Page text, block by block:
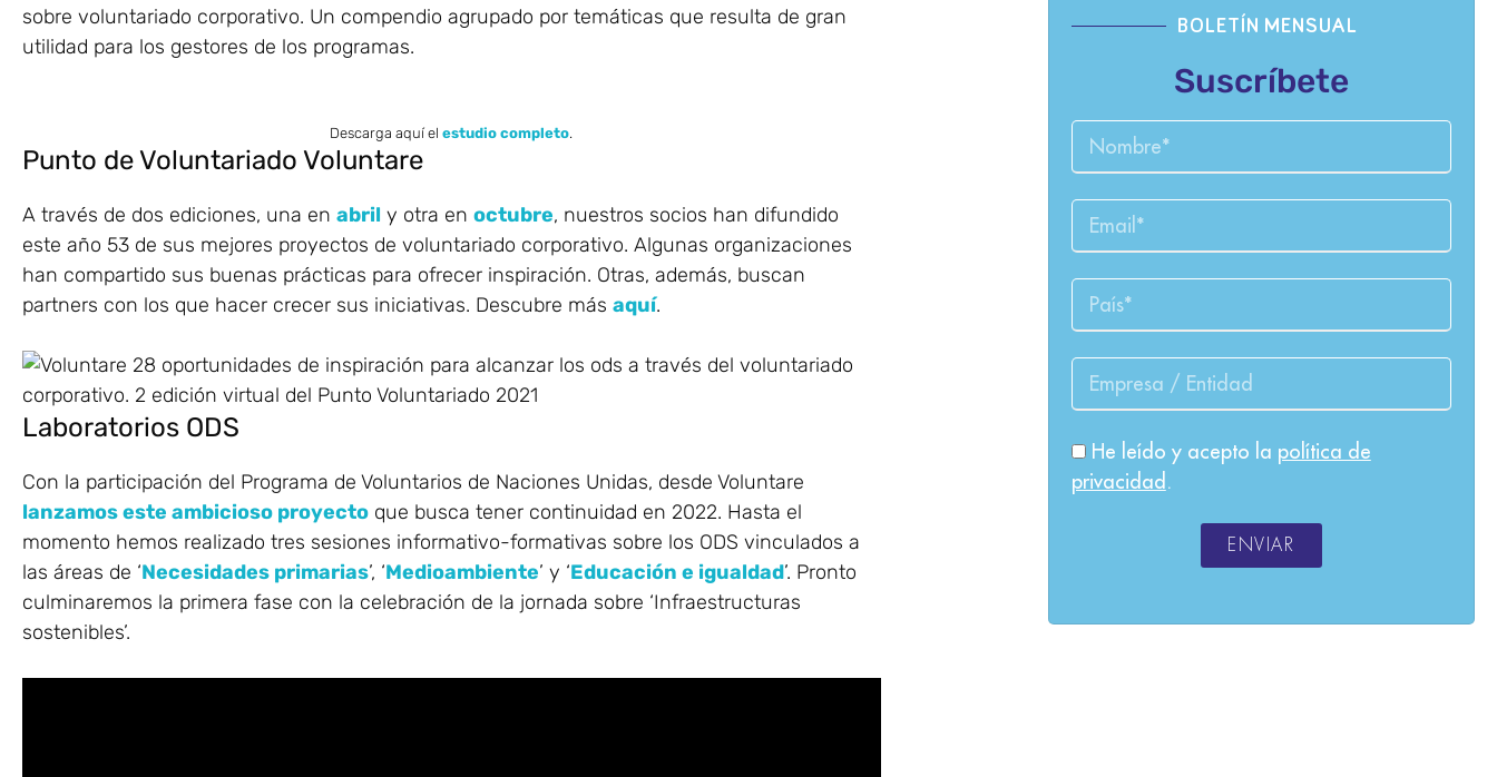
sobre voluntariado corporativo. Un compendio agrupado por temáticas que resulta de gran
utilidad para los gestores de los programas.
Descarga aquí elestudio completo.
Punto de Voluntariado Voluntare
A través de dos ediciones, una en abril y otra en octubre, nuestros socios han difundido
este año 53 de sus mejores proyectos de voluntariado corporativo. Algunas organizaciones
han compartido sus buenas prácticas para ofrecer inspiración. Otras, además, buscan
partners con los que hacer crecer sus iniciativas. Descubre más aquí.
Laboratorios ODS
Con la participación del Programa de Voluntarios de Naciones Unidas, desde Voluntare
lanzamos este ambicioso proyecto que busca tener continuidad en 2022. Hasta el
momento hemos realizado tres sesiones informativo-formativas sobre los ODS vinculados a
las áreas de ‘Necesidades primarias’, ‘Medioambiente’ y ‘Educación e igualdad’. Pronto
culminaremos la primera fase con la celebración de la jornada sobre ‘Infraestructuras
sostenibles’.
BOLETÍN MENSUAL
Suscríbete
He leído y acepto la política de
privacidad .
ENVIAR